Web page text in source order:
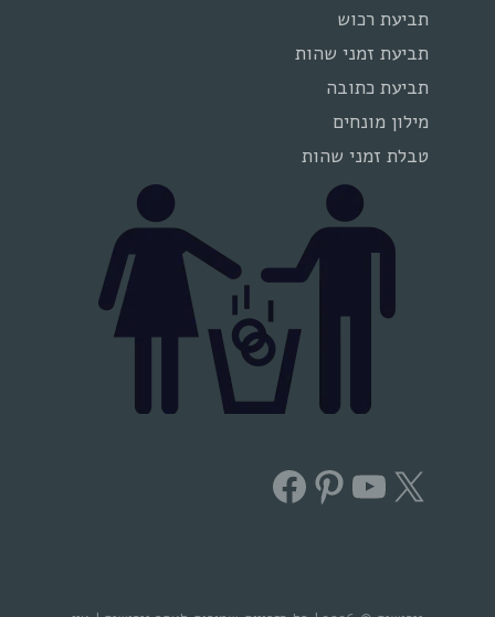
תביעת רכוש
תביעת זמני שהות
תביעת כתובה
מילון מונחים
טבלת זמני שהות
X
YouTube
Pinterest
Facebook